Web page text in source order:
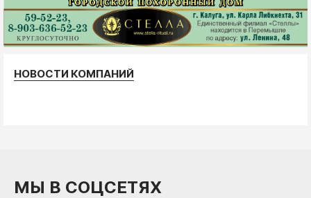
НОВОСТИ КОМПАНИЙ
МЫ В СОЦСЕТЯХ